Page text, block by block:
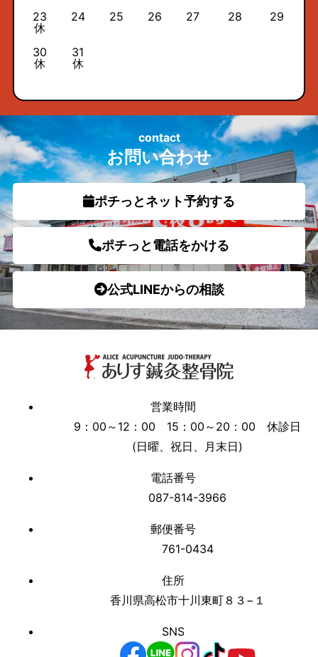
23
休
24 25 26 27 28 29
30
休
31
休
お問い合わせ
contact
ポチっとネット予約する
ポチっと電話をかける
公式LINEからの相談
営業時間
9：00～12：00 15：00～20：00 休診日
(日曜、祝日、月末日)
電話番号
087-814-3966
郵便番号
761-0434
住所
香川県高松市十川東町８３−１
SNS